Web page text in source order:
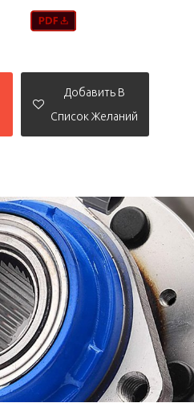
Добавить В
Список Желаний